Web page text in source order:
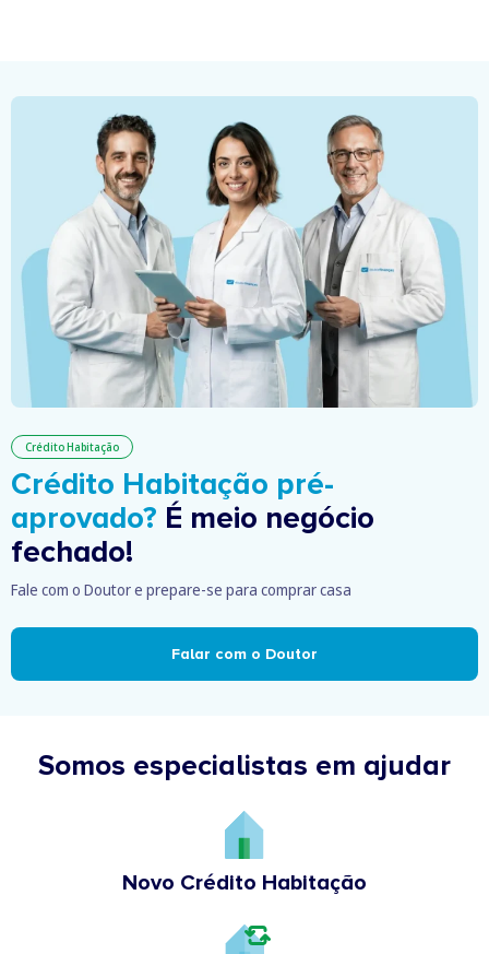
Crédito Habitação
Crédito Habitação pré-
aprovado? É meio negócio
fechado!
Fale com o Doutor e prepare-se para comprar casa
Falar com o Doutor
Somos especialistas em ajudar
Novo Crédito Habitação